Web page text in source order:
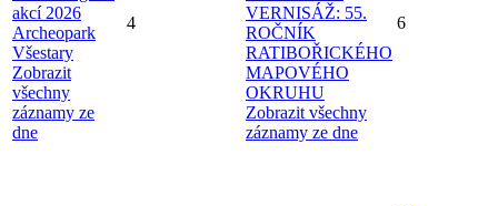
akcí 2026
Archeopark
Všestary
Zobrazit
všechny
záznamy ze
dne
4
VERNISÁŽ: 55.
ROČNÍK
RATIBOŘICKÉHO
MAPOVÉHO
OKRUHU
Zobrazit všechny
záznamy ze dne
6